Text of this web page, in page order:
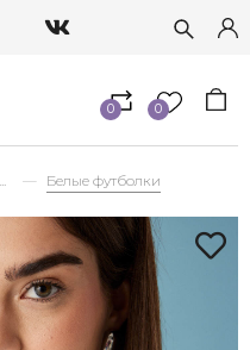
0 0
... Белые футболки